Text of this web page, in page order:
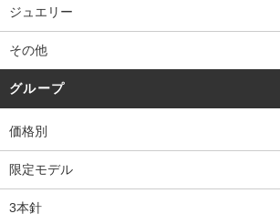
ジュエリー
その他
グループ
価格別
限定モデル
3本針